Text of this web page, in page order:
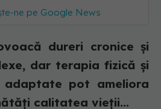
ne pe Google News
dureri cronice și
dar terapia fizică și
adaptate pot ameliora
calitatea vieții...